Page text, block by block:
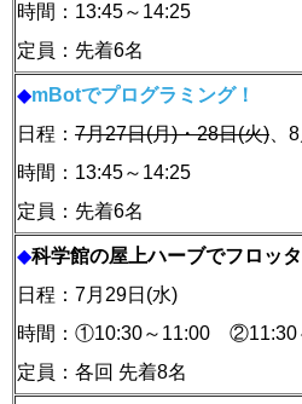
時間：13:45～14:25
定員：先着6名
◆mBotでプログラミング！
日程： 7月27日(月)・28日(火) 、
時間：13:45～14:25
定員：先着6名
◆科学館の屋上ハーブでフロッ
日程：7月29日(水)
時間：①10:30～11:00
定員：各回 先着8名